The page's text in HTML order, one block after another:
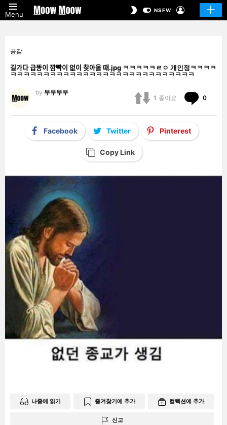
Menu
SWITCHNSFW
공감
길가다 급똥이 깜빡이 없이 찾아올 때.jpg ㅋㅋㅋㅋㅋㄹㅇ 개인정ㅋㅋㅋㅋ
ㅋㅋㅋㅋㅋㅋㅋㅋㅋㅋㅋㅋㅋㅋㅋㅋㅋㅋㅋㅋㅋㅋㅋㅋㅋㅋㅋㅋ
by 무우무우
1 좋아요 0
Facebook Twitter Pinterest
Copy Link
나중에 읽기 즐겨찾기에 추가 컬렉션에 추가
신고